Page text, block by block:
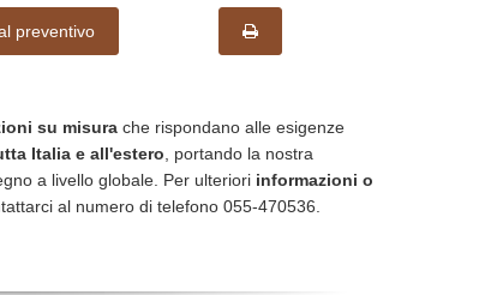
preventivo
su misura che rispondano alle esigenze
Italia e all'estero , portando la nostra
a livello globale. Per ulteriori informazioni o
al numero di telefono 055-470536.